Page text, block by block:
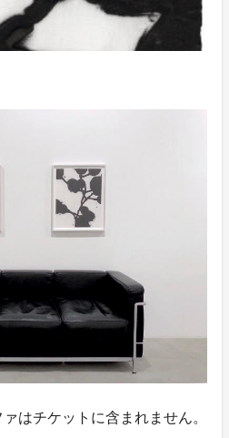
はチケットに含まれません。